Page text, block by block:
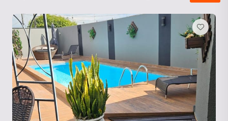
Piscina Para Crianças
Guarita Com Segurança